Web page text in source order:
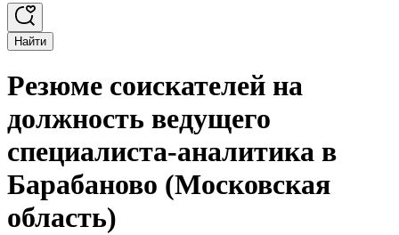
Найти
Резюме соискателей на
должность ведущего
специалиста-аналитика в
Барабаново (Московская
область)